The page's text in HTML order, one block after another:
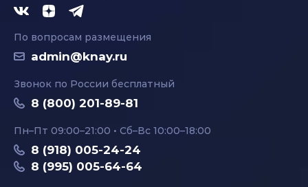
По вопросам размещения
admin@knay.ru
Звонок по России бесплатный
8 (800) 201-89-81
Пн–Пт 09:00–21:00 • Сб–Вс 10:00–18:00
8 (918) 005-24-24
8 (995) 005-64-64